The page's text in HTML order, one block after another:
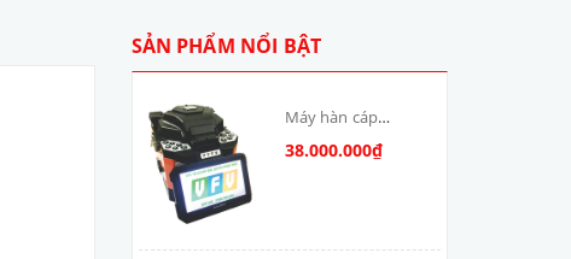
SẢN PHẨM NỔI BẬT
Máy hàn cáp
quang T-V6S-MAX
38.000.000₫